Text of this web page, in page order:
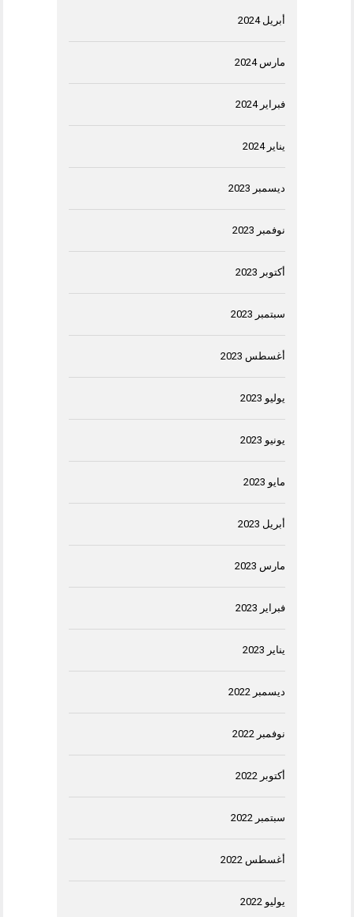
أبريل 2024
مارس 2024
فبراير 2024
يناير 2024
ديسمبر 2023
نوفمبر 2023
أكتوبر 2023
سبتمبر 2023
أغسطس 2023
يوليو 2023
يونيو 2023
مايو 2023
أبريل 2023
مارس 2023
فبراير 2023
يناير 2023
ديسمبر 2022
نوفمبر 2022
أكتوبر 2022
سبتمبر 2022
أغسطس 2022
يوليو 2022